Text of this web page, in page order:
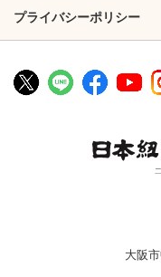
プライバシーポリシー
大阪